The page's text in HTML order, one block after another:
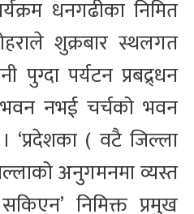
धनगढीका निमित
शुक्रबार स्थलगत
पुग्दा पर्यटन प्रबद्र्धन
नभई चर्चको भवन
( वटै जिल्ला
अनुगमनमा व्यस्त
निमिक्त प्रमुख